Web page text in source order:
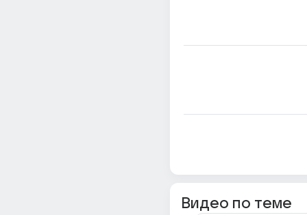
Видео по теме